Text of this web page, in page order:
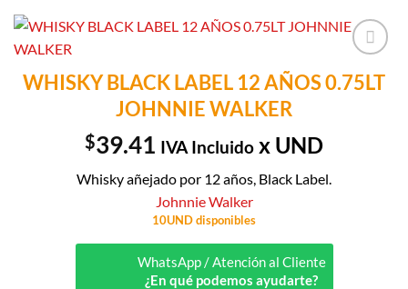
Añadir a
Lista de
WHISKY BLACK LABEL 12 AÑOS 0.75LT
JOHNNIE WALKER
$39.41 IVA Incluido x UND
Whisky añejado por 12 años, Black Label.
Johnnie Walker
10UND disponibles
WhatsApp / Atención al Cliente
¿En qué podemos ayudarte?